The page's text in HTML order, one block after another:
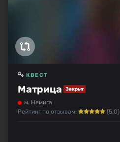
Матрица Закрыт
КВЕСТ
м. Немига
Рейтинг по отзывам:
(5.0)